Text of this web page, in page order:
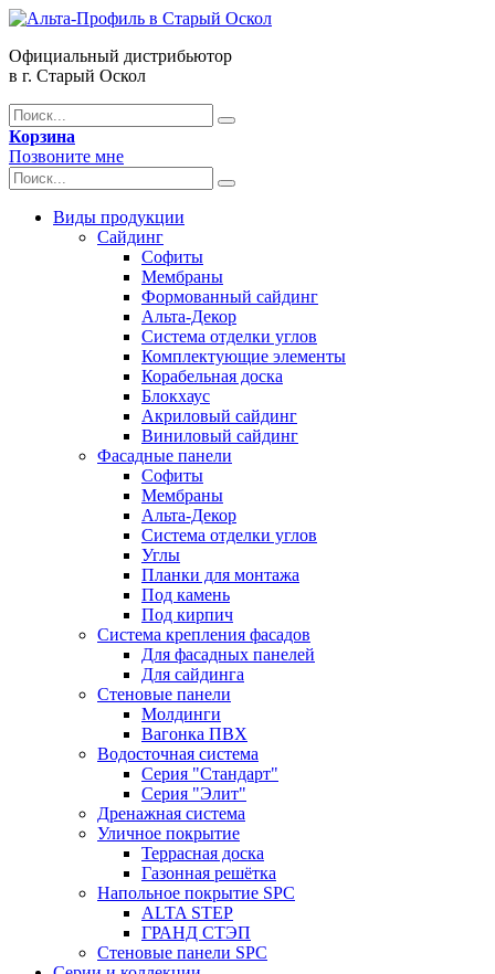
Официальный дистрибьютор
в г. Старый Оскол
Корзина
Позвоните мне
Виды продукции
Сайдинг
Софиты
Мембраны
Формованный сайдинг
Альта-Декор
Система отделки углов
Комплектующие элементы
Корабельная доска
Блокхаус
Акриловый сайдинг
Виниловый сайдинг
Фасадные панели
Софиты
Мембраны
Альта-Декор
Система отделки углов
Углы
Планки для монтажа
Под камень
Под кирпич
Система крепления фасадов
Для фасадных панелей
Для сайдинга
Стеновые панели
Молдинги
Вагонка ПВХ
Водосточная система
Серия "Стандарт"
Серия "Элит"
Дренажная система
Уличное покрытие
Террасная доска
Газонная решётка
Напольное покрытие SPC
ALTA STEP
ГРАНД СТЭП
Стеновые панели SPC